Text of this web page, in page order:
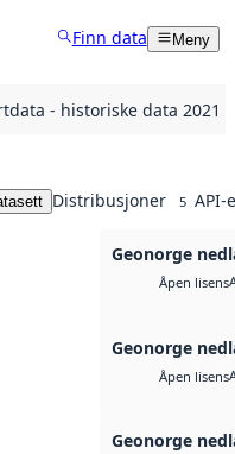
Finn data Meny
- historiske data 2021
Distribusjoner 5 API-
Geonorge
Åpen lisens
Geonorge
Åpen lisens
Geonorge